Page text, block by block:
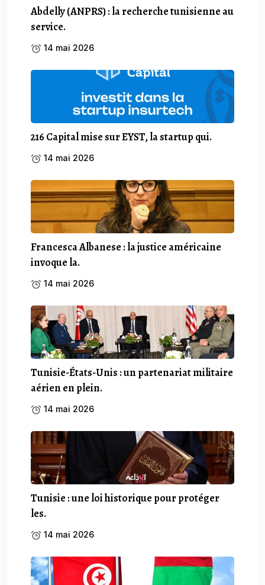
Abdelly (ANPRS) : la recherche tunisienne au
service.
14 mai 2026
216 Capital mise sur EYST, la startup qui.
14 mai 2026
Francesca Albanese : la justice américaine
invoque la.
14 mai 2026
Tunisie-États-Unis : un partenariat militaire
aérien en plein.
14 mai 2026
Tunisie : une loi historique pour protéger
les.
14 mai 2026